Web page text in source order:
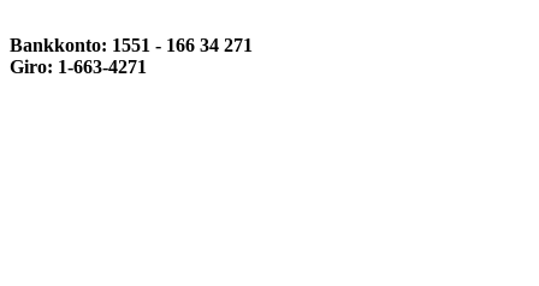
Bankkonto: 1551 - 166 34 271
Giro: 1-663-4271